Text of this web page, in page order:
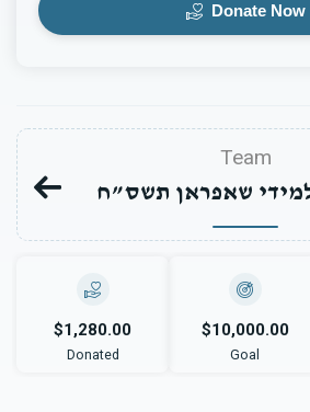
Donate Now
Team
שאפראן תשס”ח
$1,280.00
Donated
$10,000.00
Goal